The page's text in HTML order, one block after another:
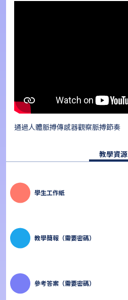
通過人體脈搏傳感器觀察脈搏節奏
教學資源
學生工作紙
教學簡報（需要密碼）
參考答案（需要密碼）